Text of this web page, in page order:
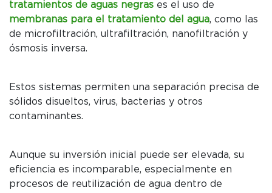
tratamientos de aguas negras es el uso de
membranas para el tratamiento del agua, como las
de microfiltración, ultrafiltración, nanofiltración y
ósmosis inversa.
Estos sistemas permiten una separación precisa de
sólidos disueltos, virus, bacterias y otros
contaminantes.
Aunque su inversión inicial puede ser elevada, su
eficiencia es incomparable, especialmente en
procesos de reutilización de agua dentro de